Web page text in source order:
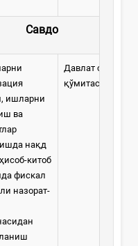
Савдо
ишларни
ва
нақд
китоб
фискал
назорат-
Давлат солиқ
қўмитаси